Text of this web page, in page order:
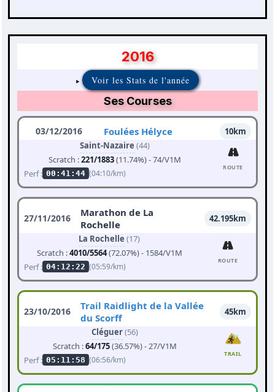
2016
Voir les Stats de l'année
Ses Courses
03/12/2016 Foulées Hélyce
10km
Saint-Nazaire (44)
Scratch :221/1883(11.74%) - 74/V1M
Perf : 00:41:44 (04:10/km)
ROUTE
27/11/2016
Marathon de La
Rochelle
42.195km
La Rochelle (17)
Scratch :4010/5564(72.07%) - 1584/V1M
Perf : 04:12:22 (05:59/km)
ROUTE
23/10/2016
Trail Raidlight de la Vallée
du Scorff
45km
Cléguer(56)
Scratch :64/175(36.57%) - 27/V1M
Perf : 05:11:58 (06:56/km)
TRAIL